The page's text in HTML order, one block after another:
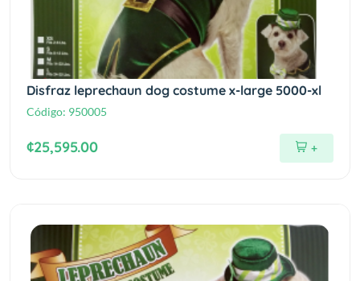
Disfraz leprechaun dog costume x-large 5000-xl
Código: 950005
¢25,595.00 +